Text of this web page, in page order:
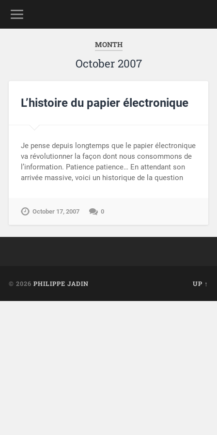
MONTH
October 2007
L’histoire du papier électronique
Je pense depuis longtemps que le papier électronique
va révolutionner la façon dont nous consommons de
l’information. Patience patience… En attendant son
arrivée massive, voici un historique de la question
October 17, 2007 0
© 2026 PHILIPPE JADIN UP ↑